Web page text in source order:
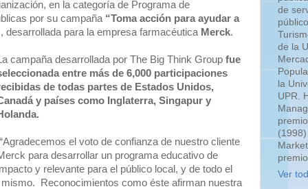
en la categoría de Programa de
por su campaña “Toma acción para ayudar a
, desarrollada para la empresa farmacéutica Merck.
campaña desarrollada por The Big Think Group fue
entre más de 6,000 participaciones
de todas partes de Estados Unidos,
y países como Inglaterra, Singapur y
el voto de confianza de nuestro cliente
para desarrollar un programa educativo de
y relevante para el público local, y de todo el
mismo. Reconocimientos como éste afirman nuestra
de
de la
la
UPR.
Ver